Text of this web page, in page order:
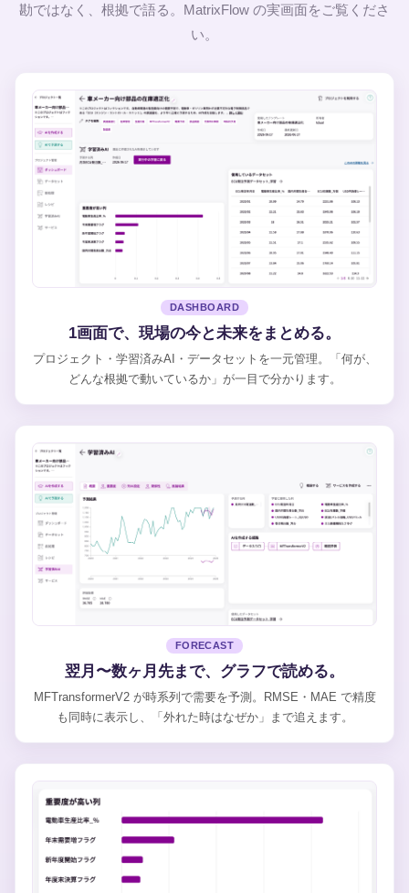
勘ではなく、根拠で語る。MatrixFlow の実画面をご覧くださ
い。
DASHBOARD
1画面で、現場の今と未来をまとめる。
プロジェクト・学習済みAI・データセットを一元管理。「何が、
どんな根拠で動いているか」が一目で分かります。
FORECAST
翌月〜数ヶ月先まで、グラフで読める。
MFTransformerV2 が時系列で需要を予測。RMSE・MAE で精度
も同時に表示し、「外れた時はなぜか」まで追えます。